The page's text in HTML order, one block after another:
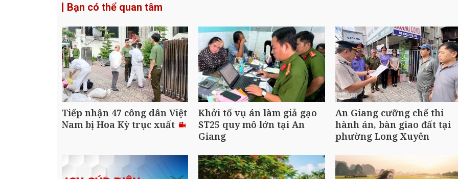
Bạn có thể quan tâm
Tiếp nhận 47 công dân Việt
Nam bị Hoa Kỳ trục xuất
Khởi tố vụ án làm giả gạo
ST25 quy mô lớn tại An
Giang
An Giang cưỡng chế thi
hành án, bàn giao đất tại
phường Long Xuyên